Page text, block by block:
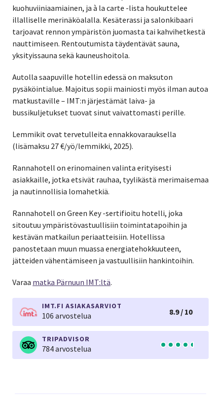
kuohuviiniaamiainen, ja à la carte -lista houkuttelee
illalliselle merinäköalalla. Kesäterassi ja salonkibaari
tarjoavat rennon ympäristön juomasta tai kahvihetkestä
nauttimiseen. Rentoutumista täydentävät sauna,
yksityissauna sekä kauneushoitola.
Autolla saapuville hotellin edessä on maksuton
pysäköintialue. Majoitus sopii mainiosti myös ilman autoa
matkustaville – IMT:n järjestämät laiva- ja
bussikuljetukset tuovat sinut vaivattomasti perille.
Lemmikit ovat tervetulleita ennakkovarauksella
(lisämaksu 27 €/yö/lemmikki, 2025).
Rannahotell on erinomainen valinta erityisesti
asiakkaille, jotka etsivät rauhaa, tyylikästä merimaisemaa
ja nautinnollisia lomahetkiä.
Rannahotell on Green Key -sertifioitu hotelli, joka
sitoutuu ympäristövastuullisiin toimintatapoihin ja
kestävän matkailun periaatteisiin. Hotellissa
panostetaan muun muassa energiatehokkuuteen,
jätteiden vähentämiseen ja vastuullisiin hankintoihin.
Varaa matka Pärnuun IMT:ltä.
IMT.FI ASIAKASARVIOT
106 arvostelua 8.9 / 10
TRIPADVISOR
784 arvostelua